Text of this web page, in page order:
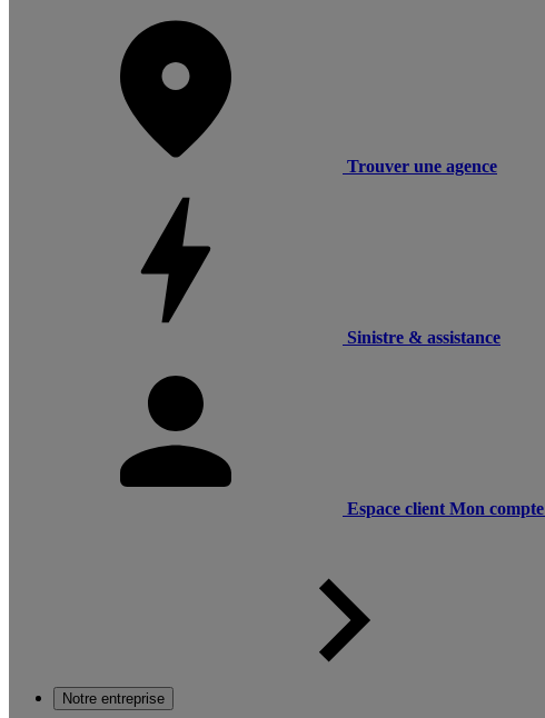
Trouver une agence
Sinistre & assistance
Espace client Mon compte
Notre entreprise